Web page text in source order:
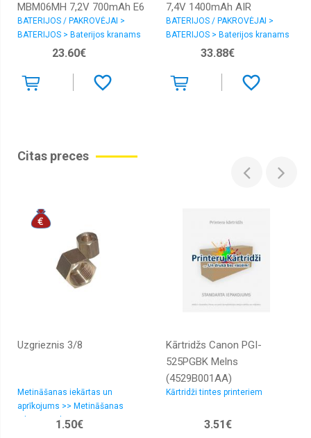
MBM06MH 7,2V 700mAh E6
KTC, E16 Sirio 42, Modular
MJ/MJ DF/MJ04/MK, Plus
BATERIJOS / PAKROVĖJAI >
BATERIJOS > Baterijos kranams
23.60€
7,4V 1400mAh AIR
DYNAMIC, MODULAR, AJM,
AJR, AJS, FJL, FJM, FJR,
BATERIJOS / PAKROVĖJAI >
BATERIJOS > Baterijos kranams
33.88€
Citas preces
Uzgrieznis 3/8
Metināšanas iekārtas un
aprīkojums >> Metināšanas
iekārtu aprīkojums
1.50€
Kārtridžs Canon PGI-
525PGBK Melns
(4529B001AA)
Kārtridži tintes printeriem
3.51€